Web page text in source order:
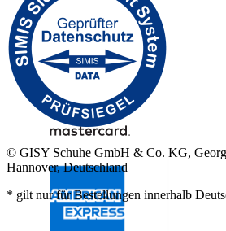
© GISY Schuhe GmbH & Co. KG,
Hannover, Deutschland
* gilt nur für Bestellungen innerhalb